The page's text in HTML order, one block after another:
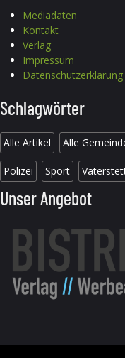
Mediadaten
Kontakt
Verlag
Impressum
Datenschutzerklärung
Schlagwörter
Alle Artikel Alle
Polizei Sport
Unser Angebot